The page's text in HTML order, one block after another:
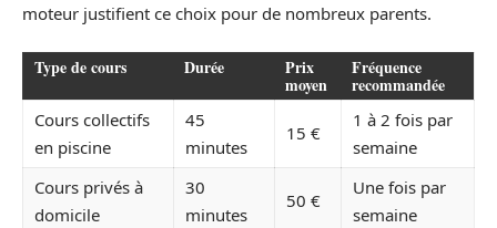
moteur justifient ce choix pour de nombreux parents.
Type de cours Durée Prix
moyen
Fréquence
recommandée
Cours collectifs
en piscine
45
minutes
15 €
1 à 2 fois par
semaine
Cours privés à
domicile
30
minutes
50 €
Une fois par
semaine